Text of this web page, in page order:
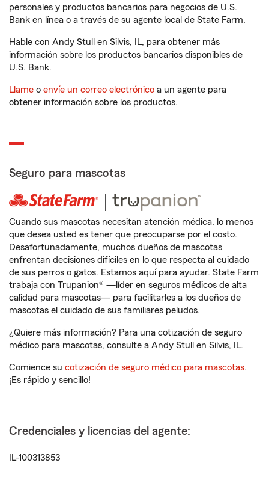
personales y productos bancarios para negocios de U.S.
Bank en línea o a través de su agente local de State Farm.
Hable con Andy Stull en Silvis, IL, para obtener más
información sobre los productos bancarios disponibles de
U.S. Bank.
Llame o envíe un correo electrónico a un agente para
obtener información sobre los productos.
Seguro para mascotas
Cuando sus mascotas necesitan atención médica, lo menos
que desea usted es tener que preocuparse por el costo.
Desafortunadamente, muchos dueños de mascotas
enfrentan decisiones difíciles en lo que respecta al cuidado
de sus perros o gatos. Estamos aquí para ayudar. State Farm
trabaja con Trupanion® —líder en seguros médicos de alta
calidad para mascotas— para facilitarles a los dueños de
mascotas el cuidado de sus familiares peludos.
¿Quiere más información? Para una cotización de seguro
médico para mascotas, consulte a Andy Stull en Silvis, IL.
Comience su cotización de seguro médico para mascotas.
¡Es rápido y sencillo!
Credenciales y licencias del agente:
IL-100313853